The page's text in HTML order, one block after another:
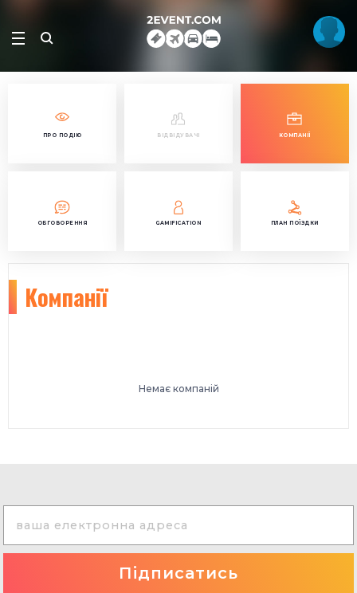
ПРО ПОДІЮ ВІДВІДУВАЧІ КОМПАНІЇ
ОБГОВОРЕННЯ GAMIFICATION ПЛАН ПОЇЗДКИ
Компанії
Немає компаній